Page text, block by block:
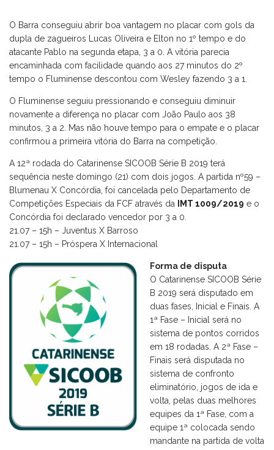
O Barra conseguiu abrir boa vantagem no placar com gols da
dupla de zagueiros Lucas Oliveira e Elton no 1º tempo e do
atacante Pablo na segunda etapa, 3 a 0. A vitória parecia
encaminhada com facilidade quando aos 27 minutos do 2º
tempo o Fluminense descontou com Wesley fazendo 3 a 1.
O Fluminense seguiu pressionando e conseguiu diminuir
novamente a diferença no placar com João Paulo aos 38
minutos, 3 a 2. Mas não houve tempo para o empate e o placar
confirmou a primeira vitória do Barra na competição.
A 12ª rodada do Catarinense SICOOB Série B 2019 terá
sequência neste domingo (21) com dois jogos. A partida nº59 –
Blumenau X Concórdia, foi cancelada pelo Departamento de
Competições Especiais da FCF através da
IMT 1009/2019 e o
Concórdia foi declarado vencedor por 3 a 0.
21.07 – 15h – Juventus X Barroso
21.07 – 15h – Próspera X Internacional
Forma de disputa
O Catarinense SICOOB Série
B 2019 será disputado em
duas fases, Inicial e Finais. A
1ª Fase – Inicial será no
sistema de pontos corridos
em 18 rodadas. A 2ª Fase –
Finais será disputada no
sistema de confronto
eliminatório, jogos de ida e
volta, pelas duas melhores
equipes da 1ª Fase, com a
equipe 1ª colocada sendo
mandante na partida de volta